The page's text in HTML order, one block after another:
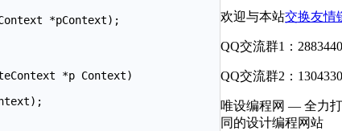
*pContext);
*p Context)
欢迎与本站交换友情
QQ交流群1：
QQ交流群2：
唯设编程网 — 全力
同的设计编程网站